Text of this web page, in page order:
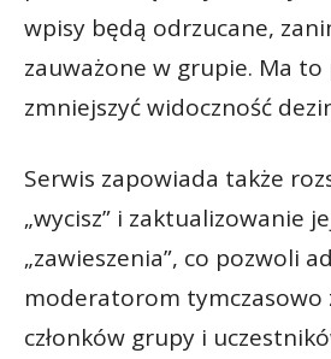
wpisy będą odrzucane,
zauważone w grupie. Ma
zmniejszyć widoczność
Serwis zapowiada także
„wycisz” i zaktualizowanie
„zawieszenia”, co pozwoli
moderatorom tymczasowo
członków grupy i